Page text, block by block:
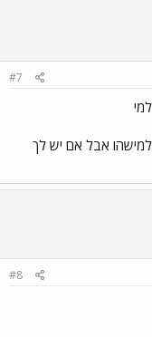
#7
אבל אם יש לך
#8